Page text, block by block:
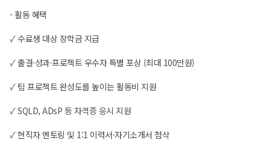
- 활동 혜택
✓ 수료생 대상 장학금 지급
✓ 출결·성과·프로젝트 우수자 특별 포상 (최대 100만원)
✓ 팀 프로젝트 완성도를 높이는 활동비 지원
✓ SQLD, ADsP 등 자격증 응시 지원
✓ 현직자 멘토링 및 1:1 이력서·자기소개서 첨삭